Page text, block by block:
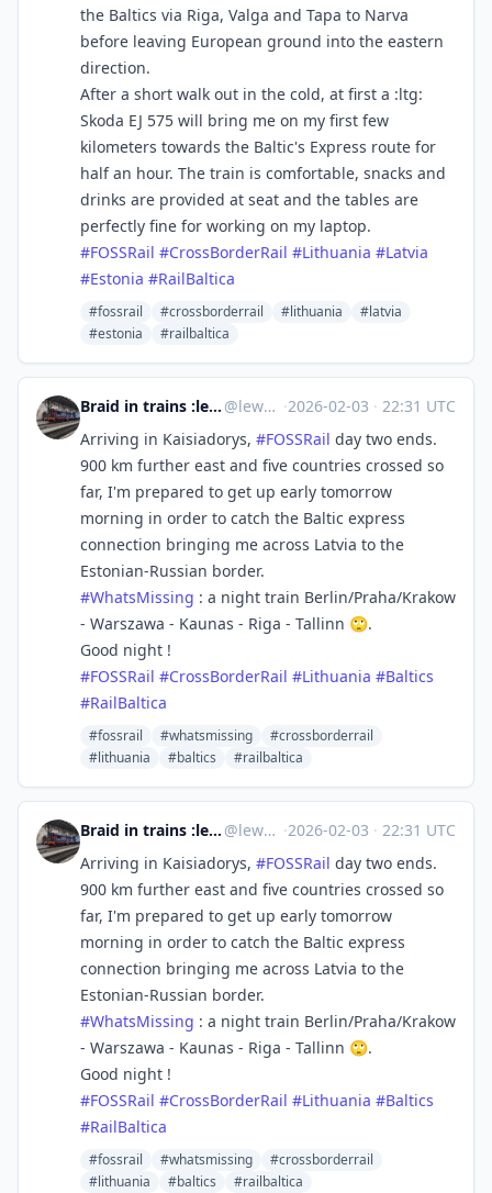
the Baltics via Riga, Valga and Tapa to Narva
before leaving European ground into the eastern
direction.
After a short walk out in the cold, at first a :ltg:
Skoda EJ 575 will bring me on my first few
kilometers towards the Baltic's Express route for
half an hour. The train is comfortable, snacks and
drinks are provided at seat and the tables are
perfectly fine for working on my laptop.
#FOSSRail #CrossBorderRail #Lithuania #Latvia
#Estonia #RailBaltica
#fossrail #crossborderrail #lithuania
#latvia
#estonia
#railbaltica
Braid in trains :lesbian_uz: - solidarity with :streik: @lewd@zug.network ·2026-02-03 · 22:31 UTC
Arriving in Kaisiadorys, #FOSSRail day two ends.
900 km further east and five countries crossed so
far, I'm prepared to get up early tomorrow
morning in order to catch the Baltic express
connection bringing me across Latvia to the
Estonian-Russian border.
#WhatsMissing : a night train Berlin/Praha/Krakow
- Warszawa - Kaunas - Riga - Tallinn 🙄.
Good night !
#FOSSRail #CrossBorderRail #Lithuania #Baltics
#RailBaltica
#fossrail #whatsmissing
#crossborderrail
#lithuania
#baltics #railbaltica
Braid in trains :lesbian_uz: - solidarity with :streik: @lewd@zug.network ·2026-02-03 · 22:31 UTC
Arriving in Kaisiadorys, #FOSSRail day two ends.
900 km further east and five countries crossed so
far, I'm prepared to get up early tomorrow
morning in order to catch the Baltic express
connection bringing me across Latvia to the
Estonian-Russian border.
#WhatsMissing : a night train Berlin/Praha/Krakow
- Warszawa - Kaunas - Riga - Tallinn 🙄.
Good night !
#FOSSRail #CrossBorderRail #Lithuania #Baltics
#RailBaltica
#fossrail #whatsmissing
#crossborderrail
#lithuania
#baltics #railbaltica